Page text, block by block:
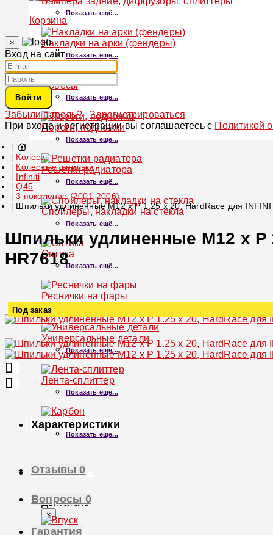
Показать ещё...
Накладки на арки (фендеры)
Показать ещё...
Обвесы
Показать ещё...
Пороги, подножки
Показать ещё...
Решетки радиатора
Показать ещё...
Спойлеры, накладки на стекла
Показать ещё...
Оптика
Показать ещё...
Реснички на фары
Универсальные детали
Показать ещё...
Лента-сплиттер
Показать ещё...
Карбон
Показать ещё...
ДВИГАТЕЛЬ
Двигатель
×
Впуск
Корзина
×
Вход на сайт
Войти
Забыли пароль?
Зарегистрироваться
При входе и регистрации вы соглашаетесь с Политикой
Колеса
Колесные шпильки
Infiniti
Q45
3 поколение (2001-2006)
Шпильки удлиненные M12 x P 1.25 x 20, HardRace для
Шпильки удлиненные M12 x P
HR7618
Под заказ
Увеличить
Характеристики
Отзывы0
Вопросы 0
Гарантия